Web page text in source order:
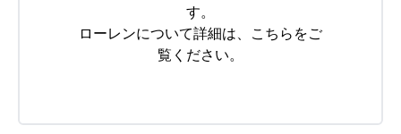
す。
ローレンについて詳細は、
こちら をご
覧ください。